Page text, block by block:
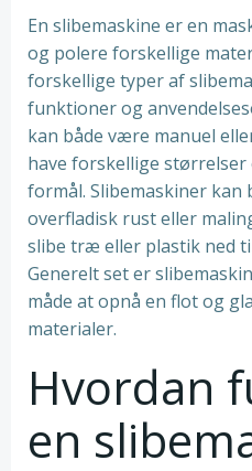
En slibemaskine er en
og polere forskellige
forskellige typer af
funktioner og
kan både være manuel
have forskellige
formål. Slibemaskiner kan
overfladisk rust eller
slibe træ eller plastik ned
Generelt set er
måde at opnå en flot og
materialer.
Hvordan
en